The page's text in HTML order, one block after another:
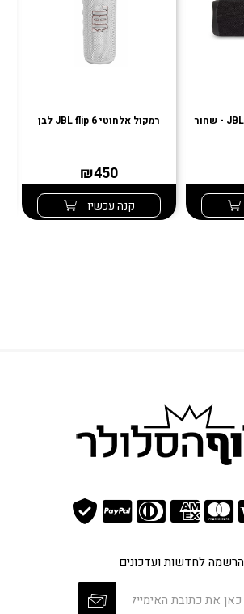
רמקול אלחוטי JBL flip 6 לבן
₪450
קנה עכשיו
הרשמה לחדשות ועדכונים